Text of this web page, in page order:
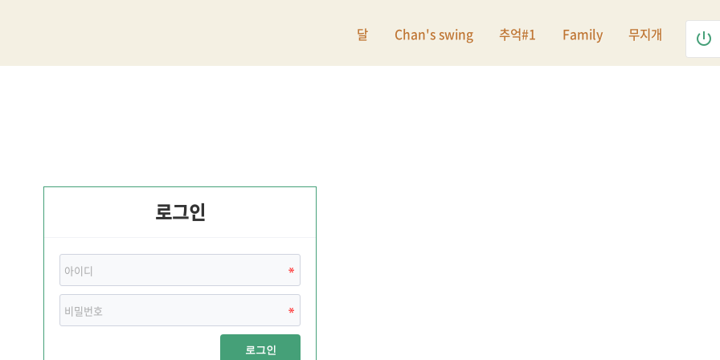
달 Chan's swing 추억#1 Family 무지개 power_settings_new
로그인
로그인